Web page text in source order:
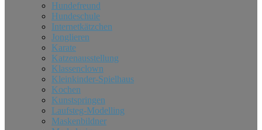
Hundefreund
Hundeschule
Internetkätzchen
Jonglieren
Karate
Katzenausstellung
Klassenclown
Kleinkinder-​​Spielhaus
Kochen
Kunstspringen
Laufsteg-​​Modelling
Maskenbildner